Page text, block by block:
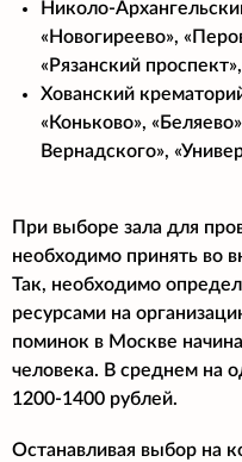
Николо-
«Новогиреево»,
«Рязанский
Хованский
«Коньково»,
Вернадского»,
При выборе зала для
необходимо принять во
Так, необходимо
ресурсами на
поминок в Москве
человека. В среднем на
1200-1400 рублей.
Останавливая выбор на